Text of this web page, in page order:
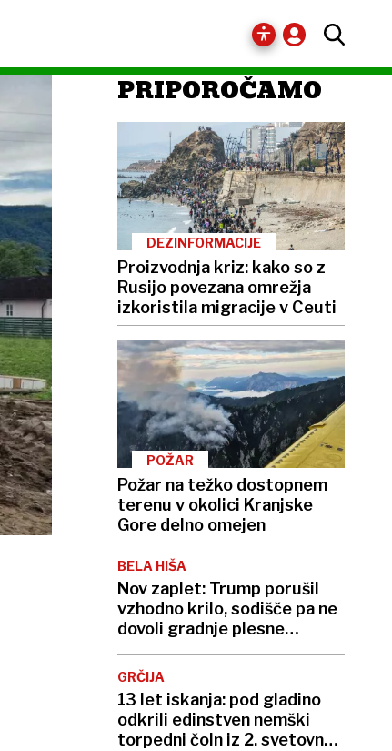
PRIPOROČAMO
DEZINFORMACIJE
Proizvodnja kriz: kako so z
Rusijo povezana omrežja
izkoristila migracije v Ceuti
POŽAR
Požar na težko dostopnem
terenu v okolici Kranjske
Gore delno omejen
BELA HIŠA
Nov zaplet: Trump porušil
vzhodno krilo, sodišče pa ne
dovoli gradnje plesne
dvorane
GRČIJA
13 let iskanja: pod gladino
odkrili edinstven nemški
torpedni čoln iz 2. svetovne